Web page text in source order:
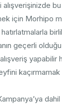
için Morhipo
geçerli
yapabilir